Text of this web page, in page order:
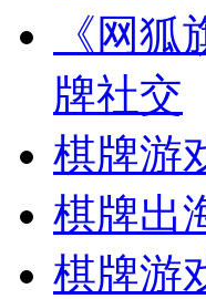
《网
牌社交
棋牌游
棋牌出
棋牌游